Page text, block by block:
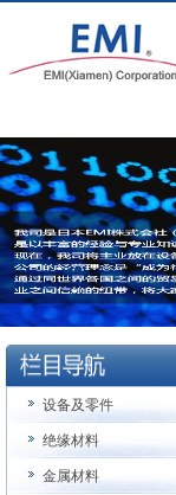
设备及零件
绝缘材料
金属材料